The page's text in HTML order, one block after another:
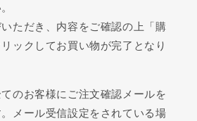
ただき、内容をご確認の上「購
ックしてお買い物が完了となり
のお客様にご注文確認メールを
メール受信設定をされている場